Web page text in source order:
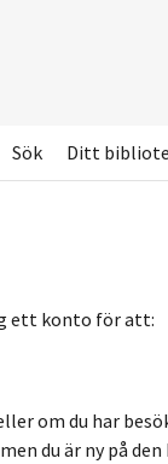
Sök Ditt
ett konto för att:
om du har
du är ny på den